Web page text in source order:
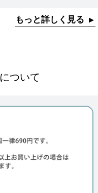
もっと詳しく見る
ついて